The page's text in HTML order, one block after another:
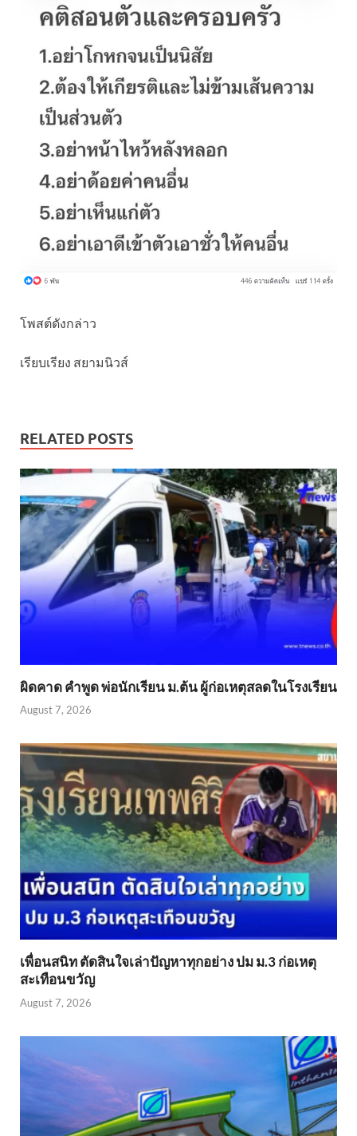
โพสต์ดังกล่าว
เรียบเรียง สยามนิวส์
RELATED POSTS
ผิดคาด คำพูด พ่อนักเรียน ม.ต้น ผู้ก่อเหตุสลดในโรงเรียน
August 7, 2026
เพื่อนสนิท ตัดสินใจเล่าปัญหาทุกอย่าง ปม ม.3 ก่อเหตุ
สะเทือนขวัญ
August 7, 2026